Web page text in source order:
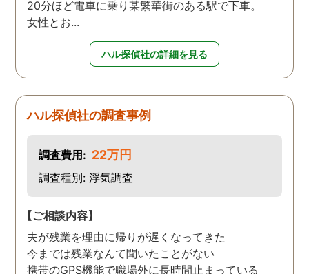
20分ほど電車に乗り某繁華街のある駅で下車。
女性とお...
ハル探偵社の詳細を見る
ハル探偵社の調査事例
調査費用: 22万円
調査種別: 浮気調査
【ご相談内容】
夫が残業を理由に帰りが遅くなってきた
今までは残業なんて聞いたことがない
携帯のGPS機能で職場外に長時間止まっている